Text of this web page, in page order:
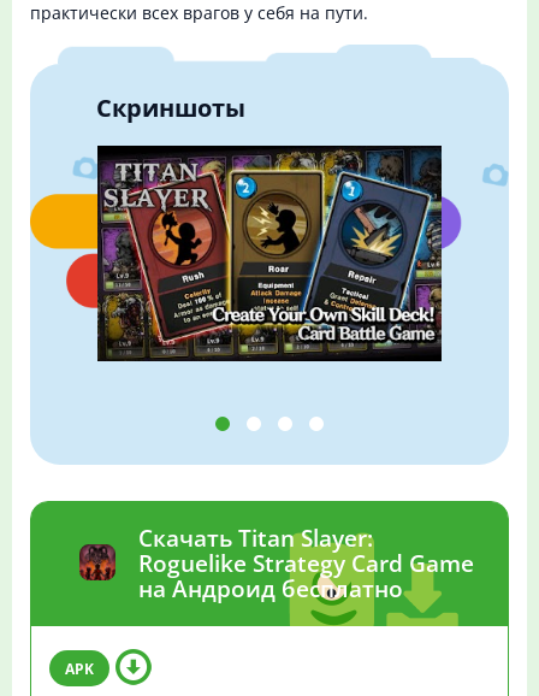
практически всех врагов у себя на пути.
Скриншоты
Скачать Titan Slayer:
Roguelike Strategy Card Game
на Андроид бесплатно